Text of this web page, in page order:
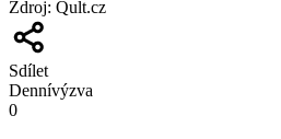
Zdroj: Qult.cz
Sdílet
Dennívýzva
0